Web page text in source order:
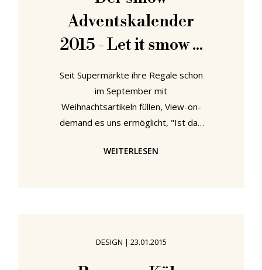
getragen werden (Foto 2010) In
den letzten Jahren waren wir dann
sehr vorsichtig
Adventskalender
2015 - Let it smow ...
Seit Supermärkte ihre Regale schon
im September mit
Weihnachtsartikeln füllen, View-on-
demand es uns ermöglicht, "Ist das
wann immer wir wollen, und die
nächste Woche? Oder habe ich noch
Zeit, um panisch Geschenke zu
WEITERLESEN
DESIGN | 23.01.2015